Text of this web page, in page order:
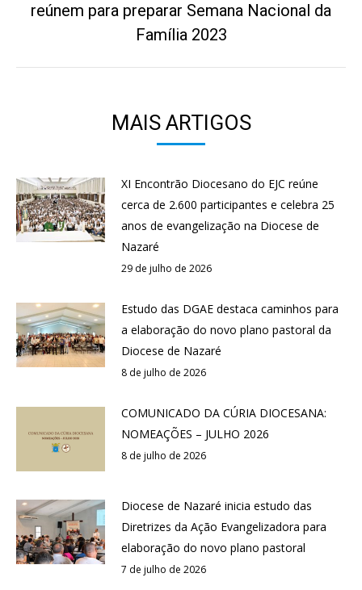
Próximo
post:
reúnem para preparar Semana Nacional da
Família 2023
MAIS ARTIGOS
XI Encontrão Diocesano do EJC reúne
cerca de 2.600 participantes e celebra 25
anos de evangelização na Diocese de
Nazaré
29 de julho de 2026
Estudo das DGAE destaca caminhos para
a elaboração do novo plano pastoral da
Diocese de Nazaré
8 de julho de 2026
COMUNICADO DA CÚRIA DIOCESANA:
NOMEAÇÕES – JULHO 2026
8 de julho de 2026
Diocese de Nazaré inicia estudo das
Diretrizes da Ação Evangelizadora para
elaboração do novo plano pastoral
7 de julho de 2026